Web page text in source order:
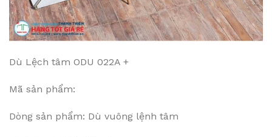
Dù Lệch tâm ODU 022A +
Mã sản phẩm:
Dòng sản phẩm: Dù vuông lệnh tâm